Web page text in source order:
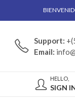
Support:
Email:
HELLO,
SIGN